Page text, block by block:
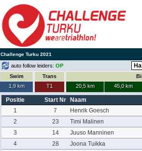
Challenge Turku 2021
auto follow leiders: OP
Swim
1,9 km
Trans
T1
20,5 km
45,0 km
Positie Start Nr
Naam
1
7
Henrik Goesch
2
23
Timi Malinen
3
14
Juuso Manninen
4
28
Joona Tuikka